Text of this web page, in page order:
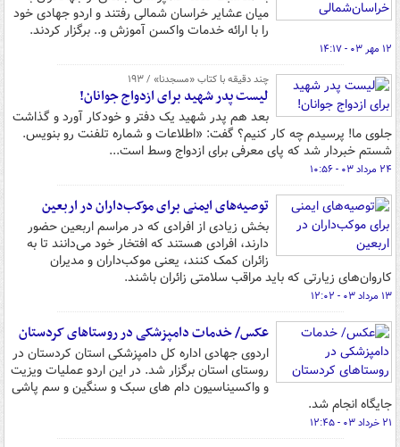
میان عشایر خراسان شمالی رفتند و اردو جهادی خود
را با ارائه خدمات واکسن آموزش و.. برگزار کردند.
۱۲ مهر ۰۳ - ۱۴:۱۷
چند دقیقه با کتاب‌ «مسجدنا» / ۱۹۳
لیست پدر شهید برای ازدواج جوانان!
بعد هم پدر شهید یک دفتر و خودکار آورد و گذاشت
جلوی ما! پرسیدم چه کار کنیم؟ گفت: «اطلاعات و شماره تلفنت رو بنویس.
شستم خبردار شد که پای معرفی برای ازدواج وسط است...
۲۴ مرداد ۰۳ - ۱۰:۵۶
توصیه‌های ایمنی برای موکب‌داران‌ در اربعین
بخش زیادی از افرادی که در مراسم اربعین حضور
دارند، افرادی هستند که افتخار خود می‌دانند تا به
زائران کمک کنند، یعنی موکب‌داران و مدیران
کاروان‌های زیارتی که باید مراقب سلامتی زائران باشند.
۱۳ مرداد ۰۳ - ۱۲:۰۲
عکس/ خدمات دامپزشکی در روستاهای کردستان
اردوی جهادی اداره کل دامپزشکی استان کردستان در
روستای استان برگزار شد. در این اردو عملیات ویزیت
و واکسیناسیون دام های سبک و سنگین و سم پاشی
جایگاه انجام شد.
۲۱ خرداد ۰۳ - ۱۲:۴۵